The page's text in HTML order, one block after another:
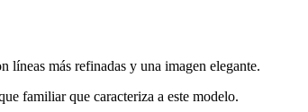
líneas más refinadas y una imagen elegante.
familiar que caracteriza a este modelo.